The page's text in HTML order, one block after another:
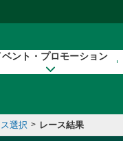
ベント・プロモーション
選択 > レース結果